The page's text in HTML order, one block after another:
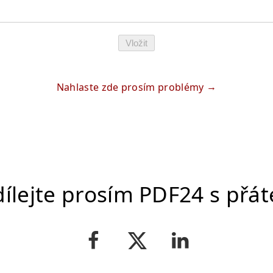
Vložit
Nahlaste zde prosím problémy
prosím PDF24 s